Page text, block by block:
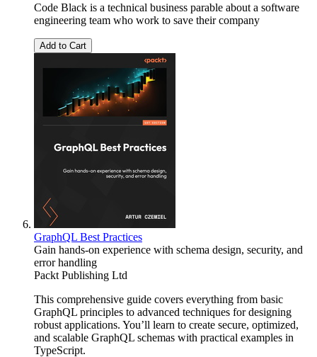
Code Black is a technical business parable about a software
engineering team who work to save their company
Add to Cart
GraphQL Best Practices
Gain hands-on experience with schema design, security, and
error handling
Packt Publishing Ltd
This comprehensive guide covers everything from basic
GraphQL principles to advanced techniques for designing
robust applications. You’ll learn to create secure, optimized,
and scalable GraphQL schemas with practical examples in
TypeScript.